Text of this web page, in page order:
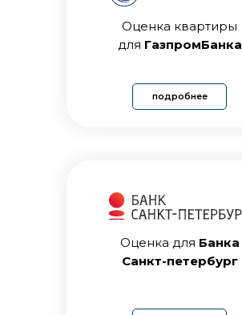
Оценка квартиры
для ГазпромБанка
подробнее
Оценка для Банка
Санкт-петербург